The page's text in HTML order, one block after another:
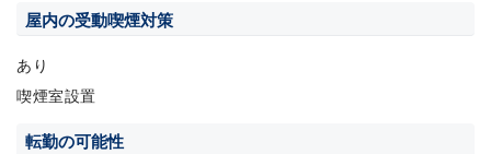
屋内の受動喫煙対策
あり
喫煙室設置
転勤の可能性